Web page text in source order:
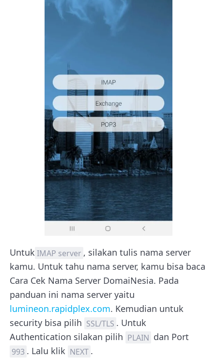
UntukIMAP server , silakan tulis nama server
kamu. Untuk tahu nama server, kamu bisa baca
Cara Cek Nama Server DomaiNesia. Pada
panduan ini nama server yaitu
lumineon.rapidplex.com. Kemudian untuk
security bisa pilih SSL/TLS . Untuk
Authentication silakan pilih PLAIN dan Port
993 . Lalu klik NEXT .